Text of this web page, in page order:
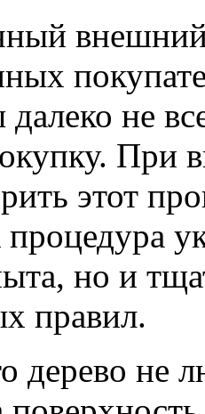
не
При
этот
процедура
но и
правил.
дерево